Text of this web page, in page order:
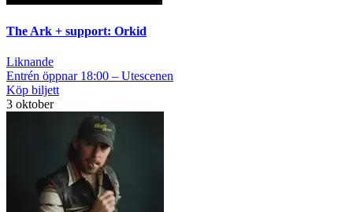
The Ark + support: Orkid
Liknande
Entrén öppnar 18:00 – Utescenen
Köp biljett
3 oktober